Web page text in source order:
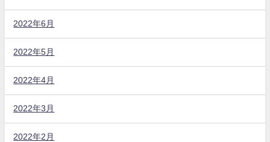
2022年6月
2022年5月
2022年4月
2022年3月
2022年2月